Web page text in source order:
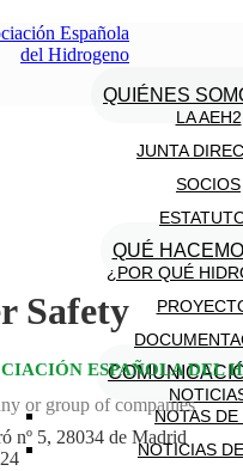
QUIÉNES
LA AEH2
JUNTA
SOCIOS
QUÉ
¿POR QUÉ
NOTAS DE
NOTICIAS
Safety
ESPAÑOLA DEL
or group of companies
nº 5, 28034 de Madrid